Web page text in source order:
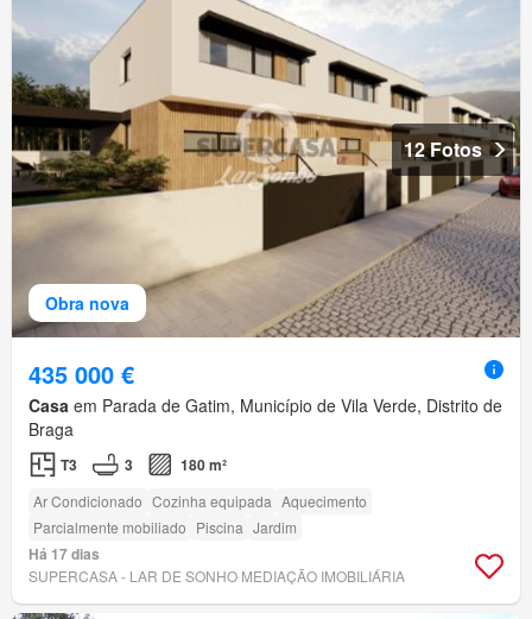
Obra nova
12 Fotos
435 000 €
Casa em Parada de Gatim, Município de Vila Verde, Distrito de
Braga
T3 3 180 m²
Ar Condicionado Cozinha equipada Aquecimento
Parcialmente mobiliado Piscina Jardim
Há 17 dias
SUPERCASA - LAR DE SONHO MEDIAÇÃO IMOBILIÁRIA